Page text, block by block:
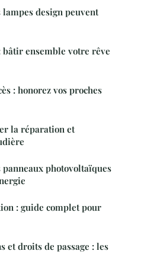
design peuvent
bâtir ensemble votre rêve
: honorez vos proches
la réparation et
photovoltaïques
: guide complet pour
et droits de passage : les